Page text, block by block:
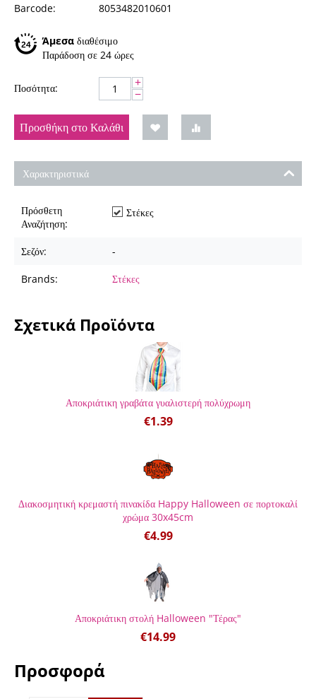
Barcode:
8053482010601
Άμεσα διαθέσιμο
Παράδοση σε 24 ώρες
Ποσότητα: +
−
Προσθήκη στο Καλάθι
Χαρακτηριστικά
Πρόσθετη
Αναζήτηση:
Στέκες
Σεζόν: -
Brands: Στέκες
Σχετικά Προϊόντα
Αποκριάτικη γραβάτα γυαλιστερή πολύχρωμη
€1.39
Διακοσμητική κρεμαστή πινακίδα Happy Halloween σε πορτοκαλί
χρώμα 30x45cm
€4.99
Αποκριάτικη στολή Halloween "Τέρας"
€14.99
Προσφορά